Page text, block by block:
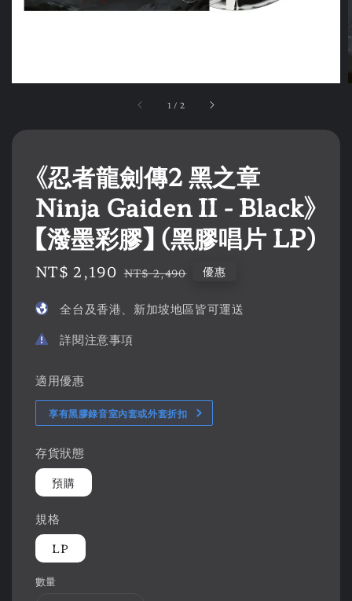
1 / 2
《忍者龍劍傳2 黑之章
Ninja Gaiden II - Black》
【潑墨彩膠】 (黑膠唱片 LP)
Sale
NT$ 2,190 Regular
NT$ 2,490 優惠
全台及香港、新加坡地區皆可運送
詳閱注意事項
適用優惠
享有黑膠錄音室內套或外套折扣
存貨狀態
預購
規格
LP
數量